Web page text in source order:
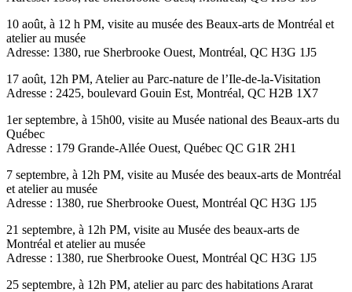
10 août, à 12 h PM, visite au musée des Beaux-arts de Montréal et
atelier au musée
Adresse: 1380, rue Sherbrooke Ouest, Montréal, QC H3G 1J5
17 août, 12h PM, Atelier au Parc-nature de l’Ile-de-la-Visitation
Adresse : 2425, boulevard Gouin Est, Montréal, QC H2B 1X7
1er septembre, à 15h00, visite au Musée national des Beaux-arts du
Québec
Adresse : 179 Grande-Allée Ouest, Québec QC G1R 2H1
7 septembre, à 12h PM, visite au Musée des beaux-arts de Montréal
et atelier au musée
Adresse : 1380, rue Sherbrooke Ouest, Montréal QC H3G 1J5
21 septembre, à 12h PM, visite au Musée des beaux-arts de
Montréal et atelier au musée
Adresse : 1380, rue Sherbrooke Ouest, Montréal QC H3G 1J5
25 septembre, à 12h PM, atelier au parc des habitations Ararat